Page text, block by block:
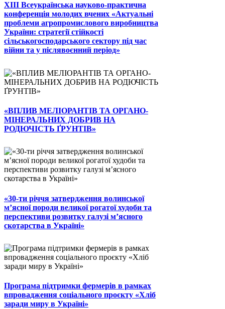
ХІІІ Всеукраїнська науково-практична
конференція молодих вчених «Актуальні
проблеми агропромислового виробництва
України: стратегії стійкості
сільськогосподарського сектору під час
війни та у післявоєнний період»
«ВПЛИВ МЕЛІОРАНТІВ ТА ОРГАНО-
МІНЕРАЛЬНИХ ДОБРИВ НА
РОДЮЧІСТЬ ҐРУНТІВ»
«30-ти річчя затвердження волинської
м’ясної породи великої рогатої худоби та
перспективи розвитку галузі м’ясного
скотарства в Україні»
Програма підтримки фермерів в рамках
впровадження соціального проєкту «Хліб
заради миру в Україні»